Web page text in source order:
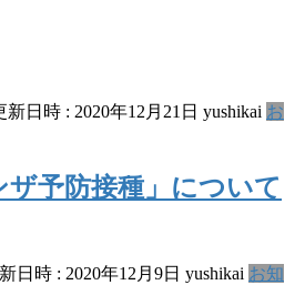
新日時 : 2020年12月21日 yushikai お
ザ予防接種」について
日時 : 2020年12月9日 yushikai お知